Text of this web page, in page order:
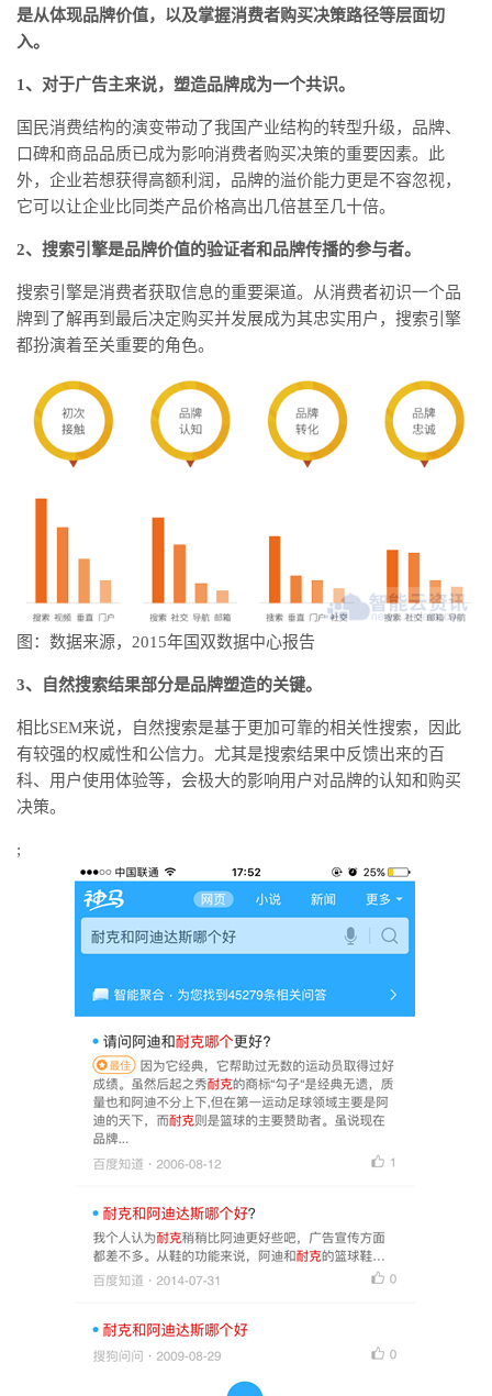
是从体现品牌价值，以及掌握消费者购买决策路径等层面切
入。
1、对于广告主来说，塑造品牌成为一个共识。
国民消费结构的演变带动了我国产业结构的转型升级，品牌、
口碑和商品品质已成为影响消费者购买决策的重要因素。此
外，企业若想获得高额利润，品牌的溢价能力更是不容忽视，
它可以让企业比同类产品价格高出几倍甚至几十倍。
2、搜索引擎是品牌价值的验证者和品牌传播的参与者。
搜索引擎是消费者获取信息的重要渠道。从消费者初识一个品
牌到了解再到最后决定购买并发展成为其忠实用户，搜索引擎
都扮演着至关重要的角色。
图：数据来源，2015年国双数据中心报告
3、自然搜索结果部分是品牌塑造的关键。
相比SEM来说，自然搜索是基于更加可靠的相关性搜索，因此
有较强的权威性和公信力。尤其是搜索结果中反馈出来的百
科、用户使用体验等，会极大的影响用户对品牌的认知和购买
决策。
;